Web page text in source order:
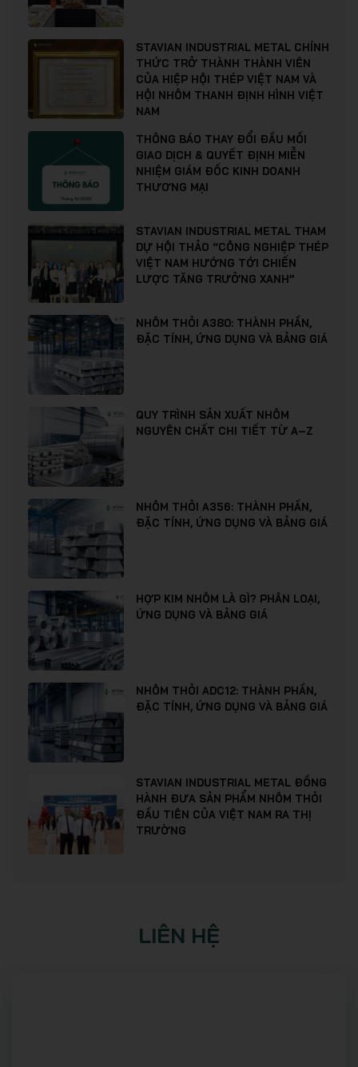
STAVIAN INDUSTRIAL METAL CHÍNH
THỨC TRỞ THÀNH THÀNH VIÊN
CỦA HIỆP HỘI THÉP VIỆT NAM VÀ
HỘI NHÔM THANH ĐỊNH HÌNH VIỆT
NAM
THÔNG BÁO THAY ĐỔI ĐẦU MỐI
GIAO DỊCH & QUYẾT ĐỊNH MIỄN
NHIỆM GIÁM ĐỐC KINH DOANH
THƯƠNG MẠI
STAVIAN INDUSTRIAL METAL THAM
DỰ HỘI THẢO “CÔNG NGHIỆP THÉP
VIỆT NAM HƯỚNG TỚI CHIẾN
LƯỢC TĂNG TRƯỞNG XANH”
NHÔM THỎI A380: THÀNH PHẦN,
ĐẶC TÍNH, ỨNG DỤNG VÀ BẢNG GIÁ
QUY TRÌNH SẢN XUẤT NHÔM
NGUYÊN CHẤT CHI TIẾT TỪ A–Z
NHÔM THỎI A356: THÀNH PHẦN,
ĐẶC TÍNH, ỨNG DỤNG VÀ BẢNG GIÁ
HỢP KIM NHÔM LÀ GÌ? PHÂN LOẠI,
ỨNG DỤNG VÀ BẢNG GIÁ
NHÔM THỎI ADC12: THÀNH PHẦN,
ĐẶC TÍNH, ỨNG DỤNG VÀ BẢNG GIÁ
STAVIAN INDUSTRIAL METAL ĐỒNG
HÀNH ĐƯA SẢN PHẨM NHÔM THỎI
ĐẦU TIÊN CỦA VIỆT NAM RA THỊ
TRƯỜNG
LIÊN HỆ